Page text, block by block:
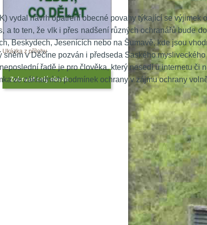
návrh opatření obecné povahy týkající se
to ten, že vlk i přes nadšení různých ochranářů
Beskydech, Jesenících nebo na Šumavě, kde jsou
v Děčíne pozván i předseda Saského
řadě je pro člověka, který nesedí u internetu
ze základních podmínek ochrany v zájmu ochrany
Ukázka z přílohy
Zobrazit celý obsah